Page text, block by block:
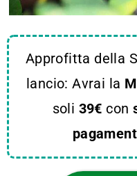
Approfitta della
lancio: Avrai la
soli 39€ con